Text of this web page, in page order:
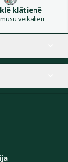
klātienē
veikaliem